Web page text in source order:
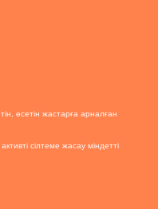
өсетін жастарға арналған
сілтеме жасау міндетті